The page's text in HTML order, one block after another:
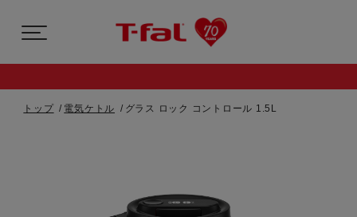
トップ 電気ケトル グラス ロック コントロール 1.5L